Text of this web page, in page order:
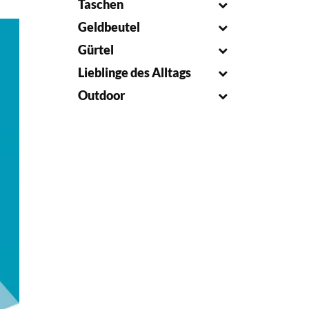
Taschen
Geldbeutel
Gürtel
Lieblinge des Alltags
Outdoor